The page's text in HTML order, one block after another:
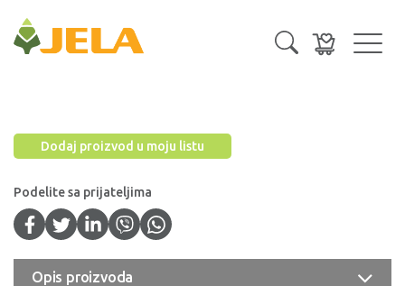
Dodaj proizvod u moju listu
Podelite sa prijateljima
Opis proizvoda